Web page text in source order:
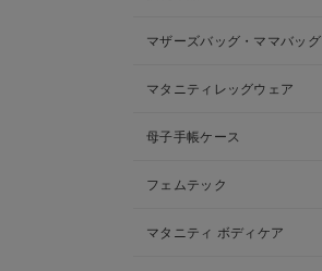
マザーズバッグ・ママバッグ
マタニティレッグウェア
母子手帳ケース
フェムテック
マタニティ ボディケア